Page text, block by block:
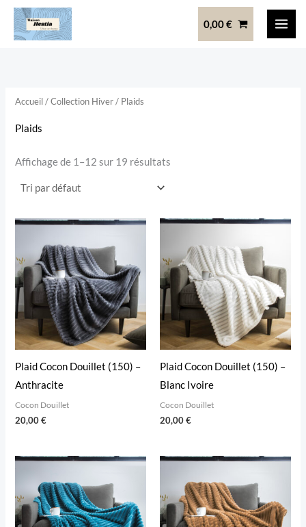
Aller
0,00€
Accueil/Collection Hiver/ Plaids
Plaids
Affichage de 1–12 sur 19 résultats
Plaid Cocon Douillet (150) –
Anthracite
Cocon Douillet
20,00€
Plaid Cocon Douillet (150) –
Blanc Ivoire
Cocon Douillet
20,00€